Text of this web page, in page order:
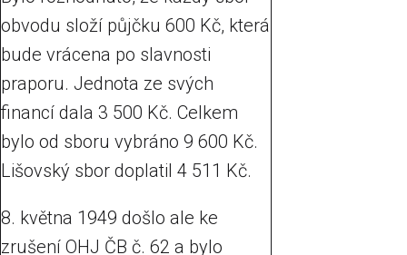
obvodu složí půjčku 600 Kč, která
bude vrácena po slavnosti
praporu. Jednota ze svých
financí dala 3 500 Kč. Celkem
bylo od sboru vybráno 9 600 Kč.
Lišovský sbor doplatil 4 511 Kč.
8. května 1949 došlo ale ke
zrušení OHJ ČB č. 62 a bylo